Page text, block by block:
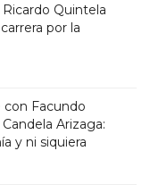
Quintela
por la
con Facundo
Arizaga:
y ni siquiera